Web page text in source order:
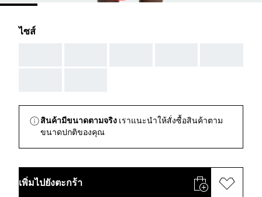
ไซส์
สินค้ามีขนาดตามจริง เราแนะนำให้สั่งซื้อสินค้าตาม
ขนาดปกติของคุณ
เพิ่มไปยังตะกร้า